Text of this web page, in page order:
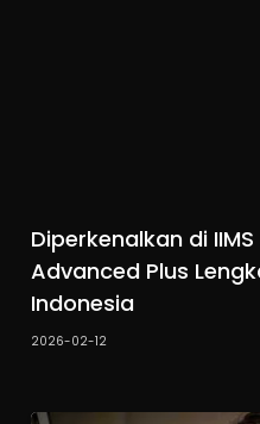
Diperkenalkan di
Advanced Plus
Indonesia
2026-02-12